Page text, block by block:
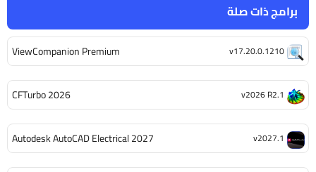
برامج ذات صلة
ViewCompanion Premium v17.20.0.1210
CFTurbo 2026 v2026 R2.1
Autodesk AutoCAD Electrical 2027 v2027.1